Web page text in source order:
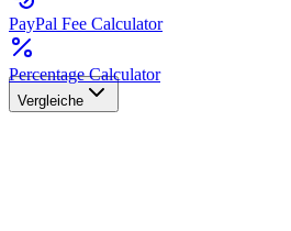
PayPal Fee Calculator
Percentage Calculator
Vergleiche